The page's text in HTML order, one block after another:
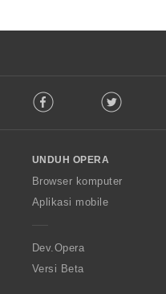
o
w
O
p
a
Facebook Twitter
UNDUH OPERA
Browser komputer
Aplikasi mobile
Dev.Opera
Versi Beta